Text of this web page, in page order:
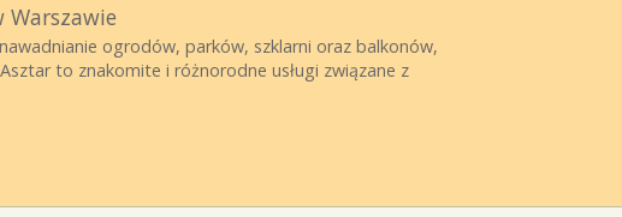
ogrodów, parków, szklarni oraz balkonów,
to znakomite i różnorodne usługi związane z